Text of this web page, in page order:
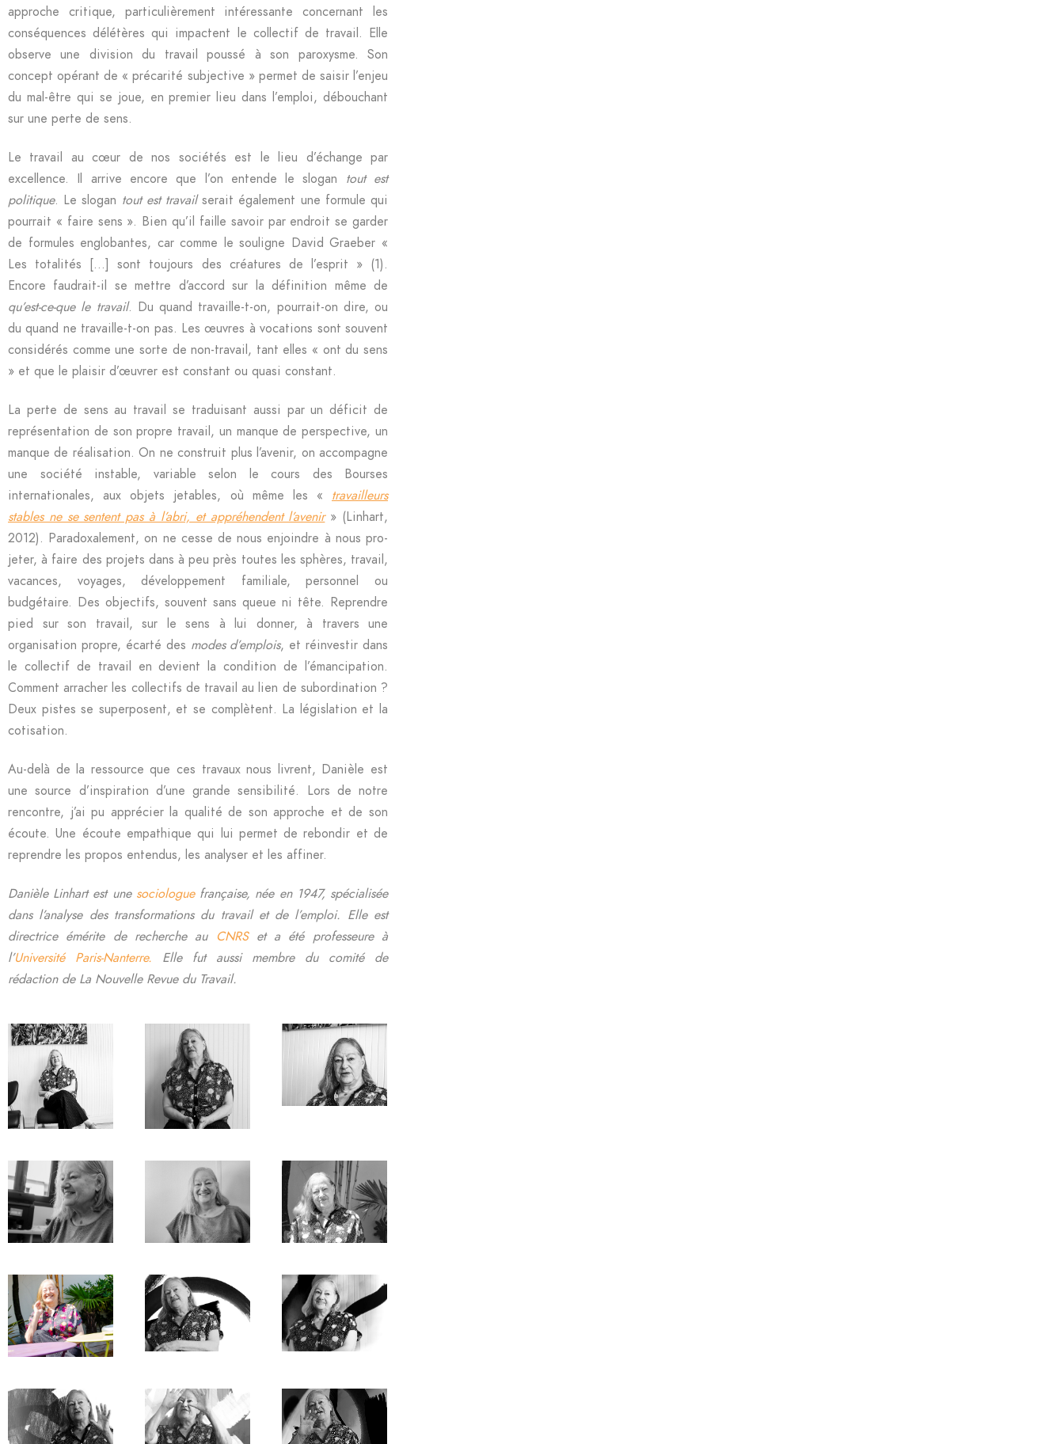
approche critique, particulièrement intéressante concernant les
conséquences délétères qui impactent le collectif de travail. Elle
observe une division du travail poussé à son paroxysme. Son
concept opérant de « précarité subjective » permet de saisir l’enjeu
du mal-être qui se joue, en premier lieu dans l’emploi, débouchant
sur une perte de sens.
Le travail au cœur de nos sociétés est le lieu d’échange par
excellence. Il arrive encore que l’on entende le slogan tout est
politique. Le slogan tout est travailserait également une formule qui
pourrait « faire sens ». Bien qu’il faille savoir par endroit se garder
de formules englobantes, car comme le souligne David Graeber «
Les totalités […] sont toujours des créatures de l’esprit » (1).
Encore faudrait-il se mettre d’accord sur la définition même de
qu’est-ce-que le travail. Du quand travaille-t-on, pourrait-on dire, ou
du quand ne travaille-t-on pas. Les œuvres à vocations sont souvent
considérés comme une sorte de non-travail, tant elles « ont du sens
» et que le plaisir d’œuvrer est constant ou quasi constant.
La perte de sens au travail se traduisant aussi par un déficit de
représentation de son propre travail, un manque de perspective, un
manque de réalisation. On ne construit plus l’avenir, on accompagne
une société instable, variable selon le cours des Bourses
internationales, aux objets jetables, où même les « travailleurs
stables ne se sentent pas à l’abri, et appréhendent l’avenir» (Linhart,
2012). Paradoxalement, on ne cesse de nous enjoindre à nous pro-
jeter, à faire des projets dans à peu près toutes les sphères, travail,
vacances, voyages, développement familiale, personnel ou
budgétaire. Des objectifs, souvent sans queue ni tête. Reprendre
pied sur son travail, sur le sens à lui donner, à travers une
organisation propre, écarté des modes d’emplois, et réinvestir dans
le collectif de travail en devient la condition de l’émancipation.
Comment arracher les collectifs de travail au lien de subordination ?
Deux pistes se superposent, et se complètent. La législation et la
cotisation.
Au-delà de la ressource que ces travaux nous livrent, Danièle est
une source d’inspiration d’une grande sensibilité. Lors de notre
rencontre, j’ai pu apprécier la qualité de son approche et de son
écoute. Une écoute empathique qui lui permet de rebondir et de
reprendre les propos entendus, les analyser et les affiner.
Danièle Linhart est une sociologuefrançaise, née en 1947, spécialisée
dans l’analyse des transformations du travail et de l’emploi. Elle est
directrice émérite de recherche au CNRSet a été professeure à
l’Université Paris-Nanterre. Elle fut aussi membre du comité de
rédaction de La Nouvelle Revue du Travail.